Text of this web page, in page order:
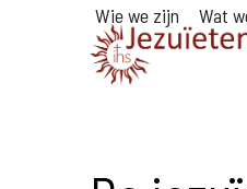
Wie we zijn Wat